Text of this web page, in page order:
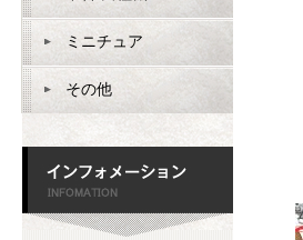
ミニチュア
その他